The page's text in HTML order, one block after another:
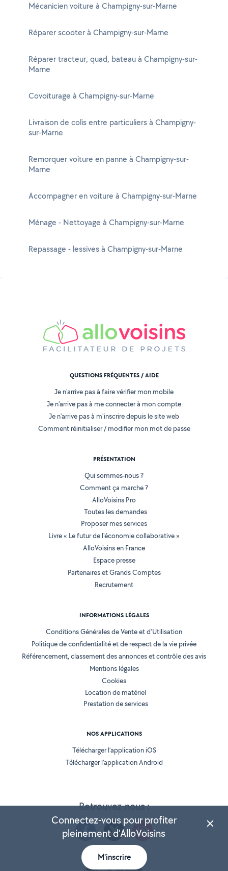
Mécanicien voiture à Champigny-sur-Marne
Réparer scooter à Champigny-sur-Marne
Réparer tracteur, quad, bateau à Champigny-sur-
Marne
Covoiturage à Champigny-sur-Marne
Livraison de colis entre particuliers à Champigny-
sur-Marne
Remorquer voiture en panne à Champigny-sur-
Marne
Accompagner en voiture à Champigny-sur-Marne
Ménage - Nettoyage à Champigny-sur-Marne
Repassage - lessives à Champigny-sur-Marne
Retrouvez-nous :
QUESTIONS FRÉQUENTES / AIDE
Je n'arrive pas à faire vérifier mon mobile
Je n'arrive pas à me connecter à mon compte
Je n'arrive pas à m'inscrire depuis le site web
Comment réinitialiser / modifier mon mot de passe
PRÉSENTATION
Qui sommes-nous ?
Comment ça marche ?
AlloVoisins Pro
Toutes les demandes
Proposer mes services
Livre « Le futur de l'économie collaborative »
AlloVoisins en France
Espace presse
Partenaires et Grands Comptes
Recrutement
INFORMATIONS LÉGALES
Conditions Générales de Vente et d'Utilisation
Politique de confidentialité et de respect de la vie privée
Référencement, classement des annonces et contrôle des avis
Mentions légales
Cookies
Location de matériel
Prestation de services
NOS APPLICATIONS
Télécharger l’application iOS
Télécharger l’application Android
Connectez-vous pour profiter
pleinement d'AlloVoisins
M'inscrire